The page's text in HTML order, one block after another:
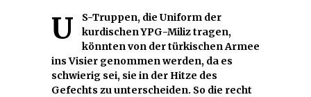
US-Truppen, die Uniform der
kurdischen YPG-Miliz tragen,
könnten von der türkischen Armee
ins Visier genommen werden, da es
schwierig sei, sie in der Hitze des
Gefechts zu unterscheiden. So die recht